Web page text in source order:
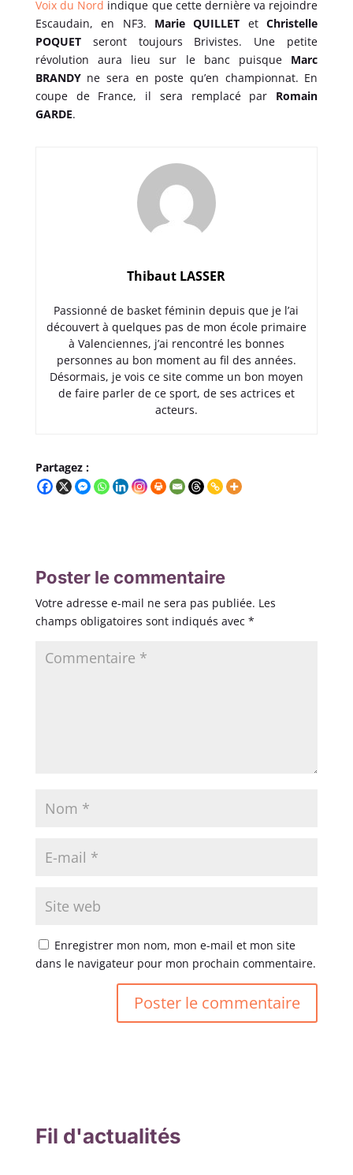
Voix du Nord indique que cette dernière va rejoindre
Escaudain, en NF3. Marie QUILLET etChristelle
POQUETseront toujours Brivistes. Une petite
révolution aura lieu sur le banc puisque Marc
BRANDYne sera en poste qu’en championnat. En
coupe de France, il sera remplacé par Romain
GARDE.
Thibaut LASSER
Passionné de basket féminin depuis que je l’ai
découvert à quelques pas de mon école primaire
à Valenciennes, j’ai rencontré les bonnes
personnes au bon moment au fil des années.
Désormais, je vois ce site comme un bon moyen
de faire parler de ce sport, de ses actrices et
acteurs.
Partagez :
Poster le commentaire
Votre adresse e-mail ne sera pas publiée. Les
champs obligatoires sont indiqués avec *
Enregistrer mon nom, mon e-mail et mon site
dans le navigateur pour mon prochain commentaire.
Fil d'actualités